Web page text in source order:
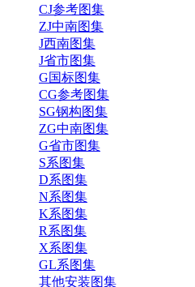
CJ参考图集
ZJ中南图集
J西南图集
J省市图集
G国标图集
CG参考图集
SG钢构图集
ZG中南图集
G省市图集
S系图集
D系图集
N系图集
K系图集
R系图集
X系图集
GL系图集
其他安装图集